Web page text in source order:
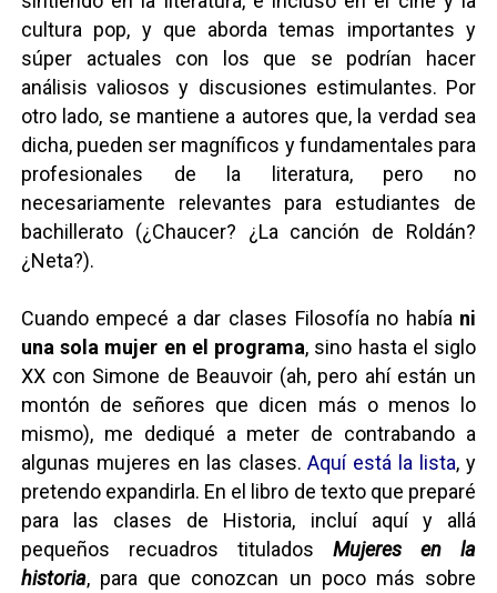
cultura pop, y que aborda temas importantes y
súper actuales con los que se podrían hacer
análisis valiosos y discusiones estimulantes. Por
otro lado, se mantiene a autores que, la verdad sea
dicha, pueden ser magníficos y fundamentales para
profesionales de la literatura, pero no
necesariamente relevantes para estudiantes de
bachillerato (¿Chaucer?
¿La canción de Roldán?
¿Neta?).
Cuando empecé a dar clases Filosofía no había ni
una sola mujer en el programa, sino hasta el siglo
XX con Simone de Beauvoir(ah, pero ahí están un
montón de señores que dicen más o menos lo
mismo), me dediqué a meter de contrabando a
algunas mujeres en las clases.Aquí está la lista, y
pretendo expandirla. En el libro de texto que preparé
para las clases de Historia, incluí aquí y allá
pequeños recuadros titulados Mujeres en la
historia, para que conozcan un poco más sobre